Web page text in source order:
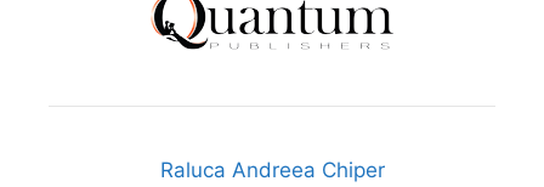
Raluca Andreea Chiper